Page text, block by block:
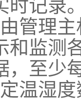
管理
和监测
，至少
温湿